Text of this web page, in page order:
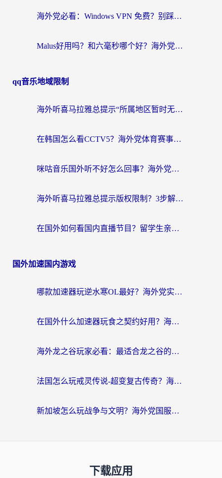
海外党必看：Windows VPN 免费？别踩坑！教你选对好用的国内加速器无缝回国
Malus好用吗？和六毫秒哪个好？海外党选回国加速器的避坑指南
qq音乐地域限制
海外听喜马拉雅总提示“所属地区暂时无版权”？这个限制解除方法亲测有效！
在韩国怎么看CCTV5？海外党体育赛事+中文解说观看终极指南
咪咕音乐国外听不好怎么回事？海外党听歌自由的终极解决方案来了
海外听喜马拉雅总提示版权限制？3步解决+2个音乐平台问题全攻略
在国外如何看国内直播节目？留学生亲测有效的追剧加速指南
国外加速国内游戏
哪款加速器玩逆水寒OL最好？海外党实测后的终极选择指南
在国外什么加速器玩食之契约好用？海外党亲测有效的国服游戏加速指南
海外龙之谷玩家必看：最适合龙之谷的加速器，解决延迟卡顿还能畅玩幻书启示录和梦幻西游？
法国怎么玩戒灵传说-超变复古传奇？海外玩家国服游戏加速终极指南
新加坡怎么玩战争与文明？海外党国服游戏加速器终极避坑指南
下载应用